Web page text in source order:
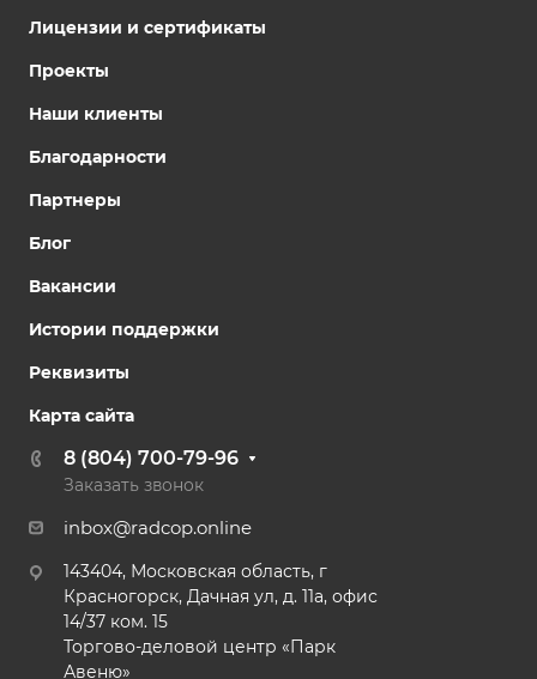
Лицензии и сертификаты
Проекты
Наши клиенты
Благодарности
Партнеры
Блог
Вакансии
Истории поддержки
Реквизиты
Карта сайта
8 (804) 700-79-96
Заказать звонок
inbox@radcop.online
143404, Московская область, г
Красногорск, Дачная ул, д. 11а, офис
14/37 ком. 15​
Торгово-деловой центр «Парк
Авеню»